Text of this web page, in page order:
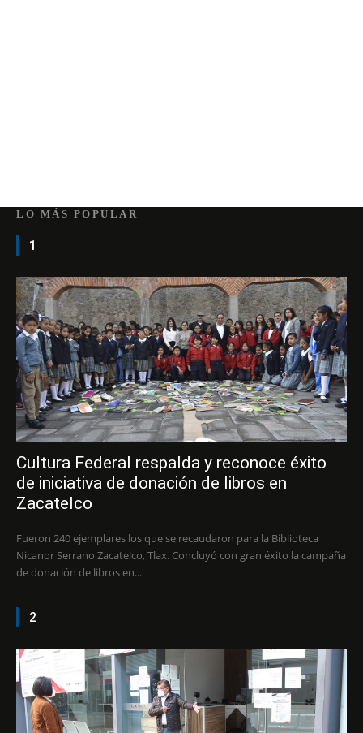
LO MÁS POPULAR
1
Cultura Federal respalda y reconoce éxito
de iniciativa de donación de libros en
Zacatelco
Fueron 240 ejemplares los que se recaudaron para la Biblioteca
Nicanor Serrano Zacatelco, Tlax. Concluyó con gran éxito la campaña
de donación de libros en...
2